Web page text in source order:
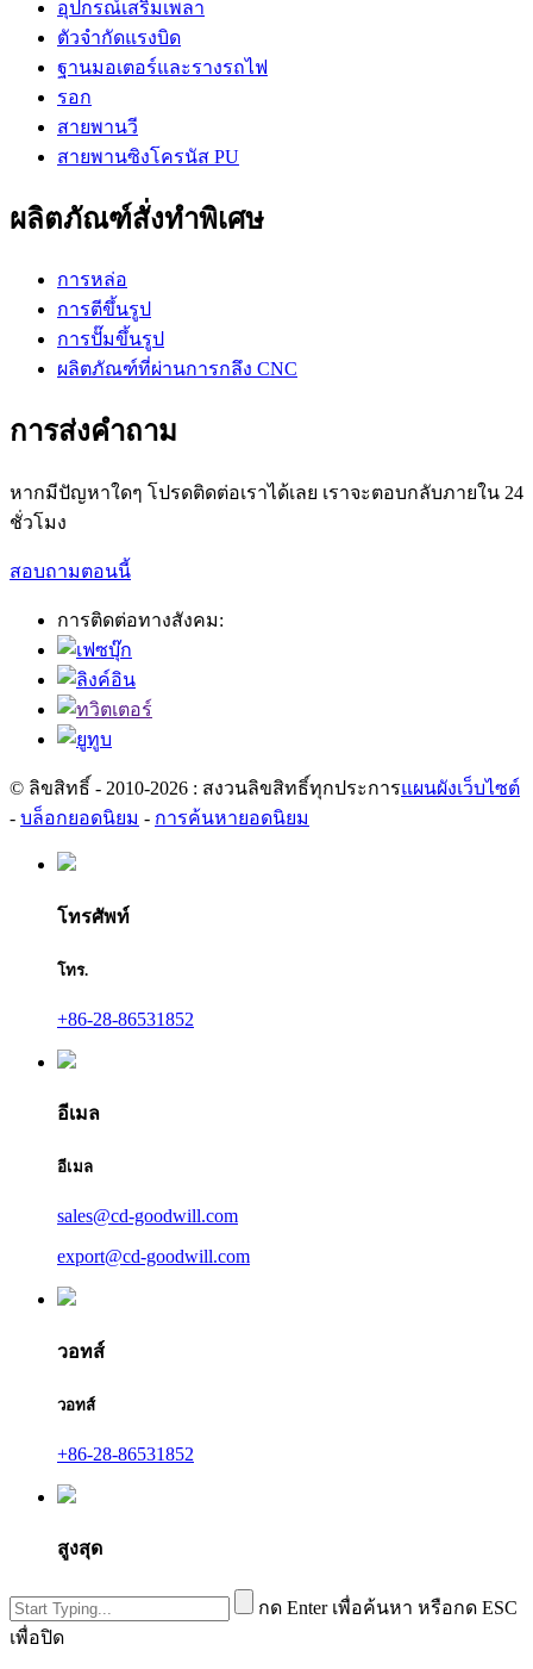
อุปกรณ์เสริมเพลา
ตัวจำกัดแรงบิด
ฐานมอเตอร์และรางรถไฟ
รอก
สายพานวี
สายพานซิงโครนัส PU
ผลิตภัณฑ์สั่งทำพิเศษ
การหล่อ
การตีขึ้นรูป
การปั๊มขึ้นรูป
ผลิตภัณฑ์ที่ผ่านการกลึง CNC
การส่งคำถาม
หากมีปัญหาใดๆ โปรดติดต่อเราได้เลย เราจะตอบกลับภายใน 24
ชั่วโมง
สอบถามตอนนี้
การติดต่อทางสังคม:
© ลิขสิทธิ์ - 2010-2026 : สงวนลิขสิทธิ์ทุกประการแผนผังเว็บไซต์
- บล็อกยอดนิยม - การค้นหายอดนิยม
โทรศัพท์
โทร.
+86-28-86531852
อีเมล
อีเมล
sales@cd-goodwill.com
export@cd-goodwill.com
วอทส์
วอทส์
+86-28-86531852
สูงสุด
กด Enter เพื่อค้นหา หรือกด ESC
เพื่อปิด